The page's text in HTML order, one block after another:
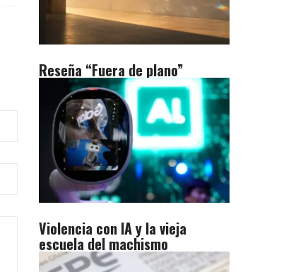
Reseña “Fuera de plano”
Violencia con IA y la vieja
escuela del machismo